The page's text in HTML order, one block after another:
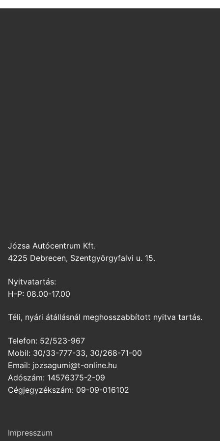
Józsa Autócentrum Kft.
4225 Debrecen, Szentgyörgyfalvi u. 15.
Nyitvatartás:
H-P: 08.00-17.00
Téli, nyári átállásnál meghosszabbított nyitva tartás.
Telefon: 52/523-967
Mobil: 30/33-777-33, 30/268-71-00
Email: jozsagumi@t-online.hu
Adószám: 14576375-2-09
Cégjegyzékszám: 09-09-016102
Impresszum